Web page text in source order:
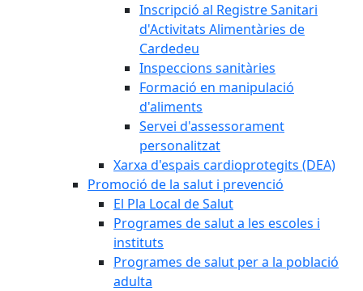
Inscripció al Registre Sanitari
d'Activitats Alimentàries de
Cardedeu
Inspeccions sanitàries
Formació en manipulació
d'aliments
Servei d'assessorament
personalitzat
Xarxa d'espais cardioprotegits (DEA)
Promoció de la salut i prevenció
El Pla Local de Salut
Programes de salut a les escoles i
instituts
Programes de salut per a la població
adulta